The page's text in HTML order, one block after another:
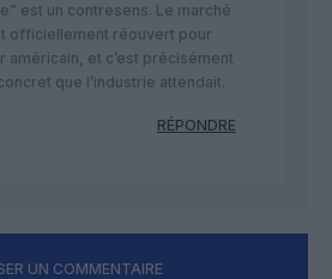
est un contresens. Le marché
officiellement réouvert pour
américain, et c’est précisément
que l’industrie attendait.
RÉPONDRE
UN COMMENTAIRE